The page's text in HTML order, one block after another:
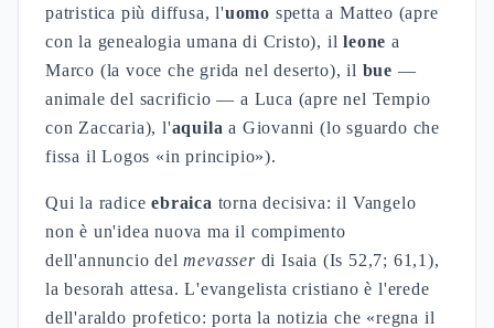
patristica più diffusa, l'uomo spetta a Matteo (apre
con la genealogia umana di Cristo), illeone a
Marco (la voce che grida nel deserto), il bue —
animale del sacrificio — a Luca (apre nel Tempio
con Zaccaria), l'aquila a Giovanni (lo sguardo che
fissa il Logos «in principio»).
Qui la radiceebraica torna decisiva: il Vangelo
non è un'idea nuova ma il compimento
dell'annuncio delmevasserdi Isaia (Is 52,7; 61,1),
la besorah attesa. L'evangelista cristiano è l'erede
dell'araldo profetico: porta la notizia che «regna il